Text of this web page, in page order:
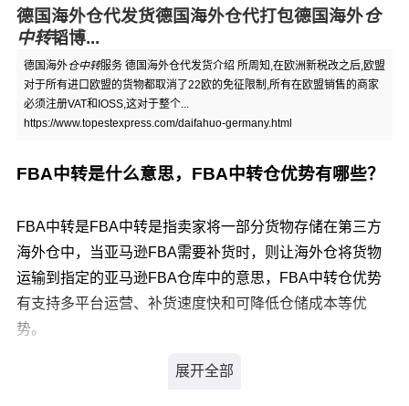
德国海外仓代发货德国海外仓代打包德国海外仓
中转韬博...
德国海外仓中转服务 德国海外仓代发货介绍 所周知,在欧洲新税改之后,欧盟
对于所有进口欧盟的货物都取消了22欧的免征限制,所有在欧盟销售的商家
必须注册VAT和IOSS,这对于整个...
https://www.topestexpress.com/daifahuo-germany.html
FBA中转是什么意思，FBA中转仓优势有哪些？
FBA中转是FBA中转是指卖家将一部分货物存储在第三方
海外仓中，当亚马逊FBA需要补货时，则让海外仓将货物
运输到指定的亚马逊FBA仓库中的意思，FBA中转仓优势
有支持多平台运营、补货速度快和可降低仓储成本等优
势。
FBA中转是什么意思 FBA中转是指卖家将一部分货物存储